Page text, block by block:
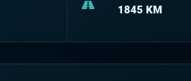
1845 KM